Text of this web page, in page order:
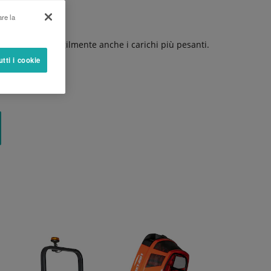
di gestire agilmente anche i carichi più pesanti.
la
i cookie